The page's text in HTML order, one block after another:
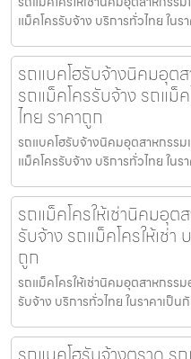
แม็คโครรับจ้าง บริการทั่วไทย ใน
รถแบคโฮรับจ้างนิคมอุต
รถแม็คโครรับจ้าง รถแม็
ไทย ราคาถูก
รถแบคโฮรับจ้างนิคมอุตสาหกรรม
แม็คโครรับจ้าง บริการทั่วไทย ใน
รถแม็คโครให้เช่านิคมอุ
รับจ้าง รถแม็คโครให้เช่
ถูก
รถแม็คโครให้เช่านิคมอุตสาหกรร
รับจ้าง บริการทั่วไทย ในราคาเป็